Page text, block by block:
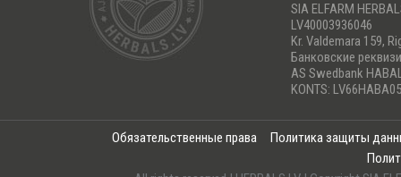
SIA ELFARM
LV40003936046
Kr. Valdemara 159,
Банковские
AS Swedbank
KONTS:
Обязательственные права
Политика защиты